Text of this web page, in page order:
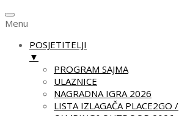
Menu
POSJETITELJI
▼
PROGRAM SAJMA
ULAZNICE
NAGRADNA IGRA 2026
LISTA IZLAGAČA PLACE2GO /